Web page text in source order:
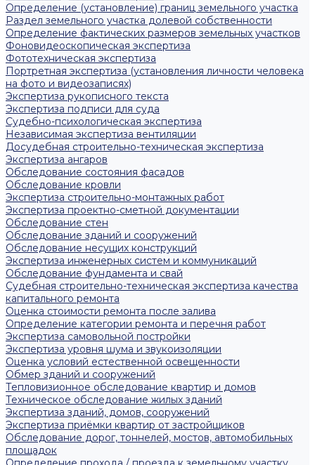
Определение (установление) границ земельного участка
Раздел земельного участка долевой собственности
Определение фактических размеров земельных участков
Фоновидеоскопическая экспертиза
Фототехническая экспертиза
Портретная экспертиза (установления личности человека
на фото и видеозаписях)
Экспертиза рукописного текста
Экспертиза подписи для суда
Судебно-психологическая экспертиза
Независимая экспертиза вентиляции
Досудебная строительно-техническая экспертиза
Экспертиза ангаров
Обследование состояния фасадов
Обследование кровли
Экспертиза строительно-монтажных работ
Экспертиза проектно-сметной документации
Обследование стен
Обследование зданий и сооружений
Обследование несущих конструкций
Экспертиза инженерных систем и коммуникаций
Обследование фундамента и свай
Судебная строительно-техническая экспертиза качества
капитального ремонта
Оценка стоимости ремонта после залива
Определение категории ремонта и перечня работ
Экспертиза самовольной постройки
Экспертиза уровня шума и звукоизоляции
Оценка условий естественной освещенности
Обмер зданий и сооружений
Тепловизионное обследование квартир и домов
Техническое обследование жилых зданий
Экспертиза зданий, домов, сооружений
Экспертиза приёмки квартир от застройщиков
Обследование дорог, тоннелей, мостов, автомобильных
площадок